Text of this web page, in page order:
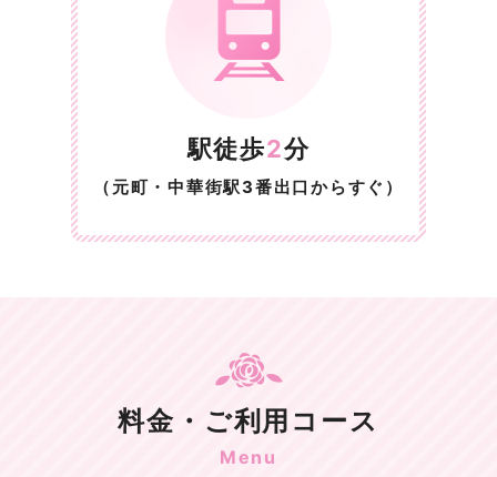
駅徒歩2分
（元町・中華街駅3番出口からすぐ）
料金・ご利用コース
Menu